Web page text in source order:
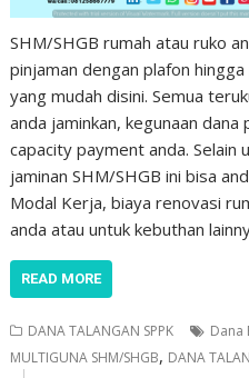
SHM/SHGB rumah atau ruko
pinjaman dengan plafon
yang mudah disini. Semua
anda jaminkan, kegunaan dana
capacity payment anda. Selain
jaminan SHM/SHGB ini bisa
Modal Kerja, biaya renovasi
anda atau untuk kebuthan
READ MORE
DANA TALANGAN SPPK Dana
MULTIGUNA SHM/SHGB, DANA